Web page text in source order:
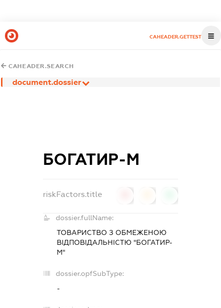
CAHEADER.GETTEST
CAHEADER.SEARCH
document.dossier
БОГАТИР-М
riskFactors.title
dossier.fullName:
ТОВАРИСТВО З ОБМЕЖЕНОЮ
ВІДПОВІДАЛЬНІСТЮ "БОГАТИР-
М"
dossier.opfSubType:
-